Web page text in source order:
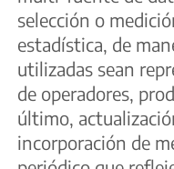
selección o
estadística, de
utilizadas sean
de operadores,
último,
incorporación de